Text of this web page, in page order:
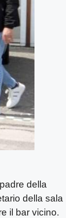
della
della sala
il bar vicino.